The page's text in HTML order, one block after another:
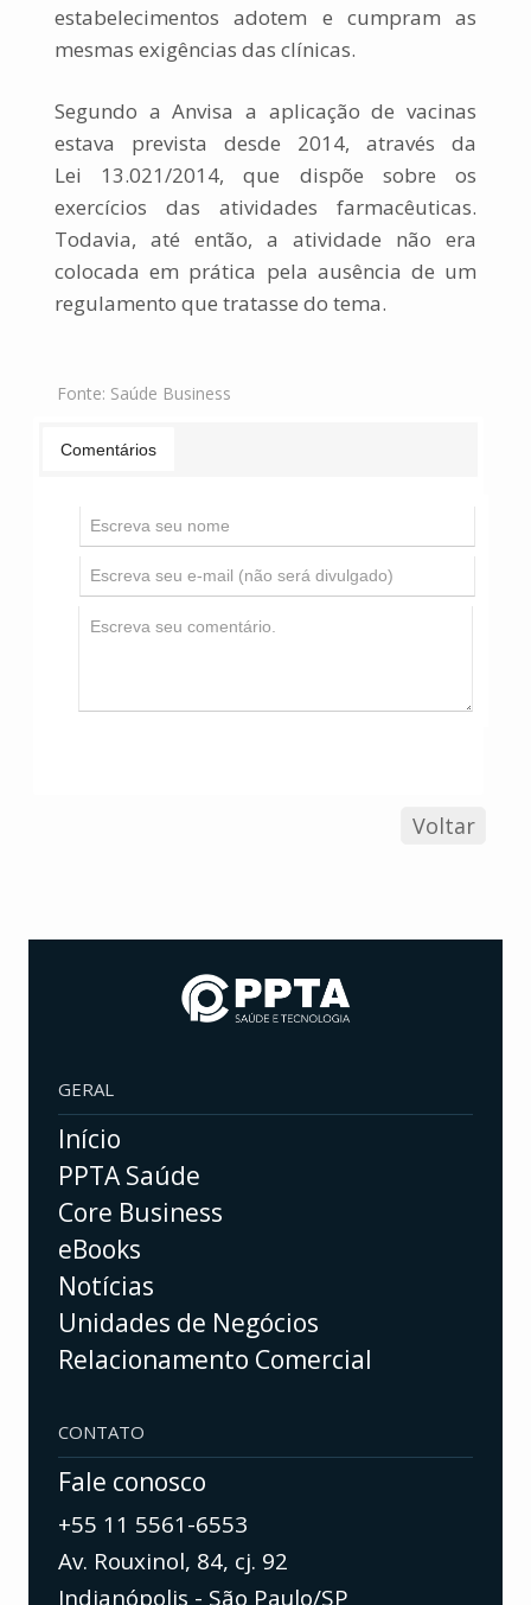
estabelecimentos adotem e cumpram as
mesmas exigências das clínicas.
Segundo a Anvisa a aplicação de vacinas
estava prevista desde 2014, através da
Lei 13.021/2014, que dispõe sobre os
exercícios das atividades farmacêuticas.
Todavia, até então, a atividade não era
colocada em prática pela ausência de um
regulamento que tratasse do tema.
Fonte: Saúde Business
Comentários
Voltar
GERAL
Início
PPTA Saúde
Core Business
eBooks
Notícias
Unidades de Negócios
Relacionamento Comercial
CONTATO
Fale conosco
+55 11 5561-6553
Av. Rouxinol, 84, cj. 92
Indianópolis - São Paulo/SP